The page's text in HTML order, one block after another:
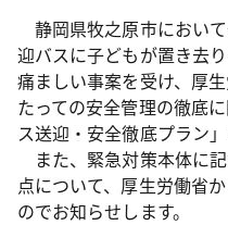
静岡県牧之原市におい
迎バスに子どもが置き去
痛ましい事案を受け、厚
たっての安全管理の徹底
ス送迎・安全徹底プラン
また、緊急対策本体に
点について、厚生労働省
のでお知らせします。